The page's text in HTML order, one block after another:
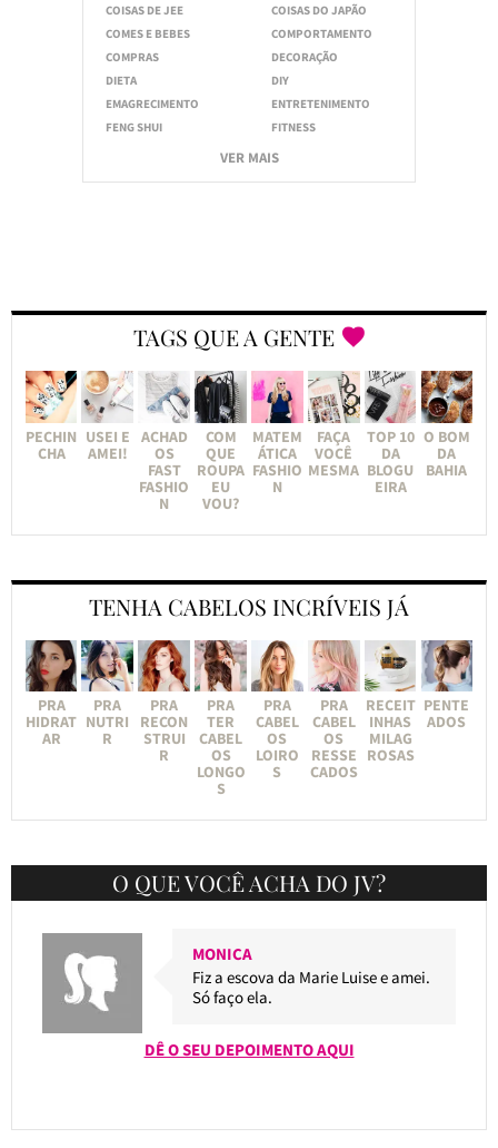
COISAS DE JEE
COISAS DO JAPÃO
COMES E BEBES
COMPORTAMENTO
COMPRAS
DECORAÇÃO
DIETA
DIY
EMAGRECIMENTO
ENTRETENIMENTO
FENG SHUI
FITNESS
VER MAIS
TAGS QUE A GENTE
PECHIN
CHA
USEI E
AMEI!
ACHAD
OS
FAST
FASHIO
N
COM
QUE
ROUPA
EU
VOU?
MATEM
ÁTICA
FASHIO
N
FAÇA
VOCÊ
MESMA
TOP 10
DA
BLOGU
EIRA
O BOM
DA
BAHIA
TENHA CABELOS INCRÍVEIS JÁ
PRA
HIDRAT
AR
PRA
NUTRI
R
PRA
RECON
STRUI
R
PRA
TER
CABEL
OS
LONGO
S
PRA
CABEL
OS
LOIRO
S
PRA
CABEL
OS
RESSE
CADOS
RECEIT
INHAS
MILAG
ROSAS
PENTE
ADOS
O QUE VOCÊ ACHA DO JV?
MONICA
Fiz a escova da Marie Luise e amei.
Só faço ela.
DÊ O SEU DEPOIMENTO AQUI